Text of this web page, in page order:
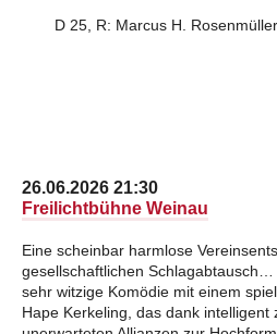
D 25, R: Marcus H.
26.06.2026 21:30
Freilichtbühne Weinau
Eine scheinbar harmlose
gesellschaftlichen Schlagabtausch…
sehr witzige Komödie mit einem
Hape Kerkeling, das dank intelligent